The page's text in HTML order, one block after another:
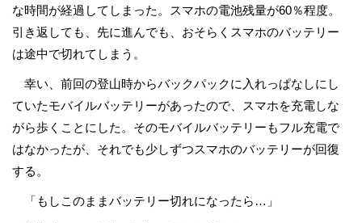
な時間が経過してしまった。スマホの電池残量が60％程度。
引き返しても、先に進んでも、おそらくスマホのバッテリー
は途中で切れてしまう。
幸い、前回の登山時からバックパックに入れっぱなしにし
ていたモバイルバッテリーがあったので、スマホを充電しな
がら歩くことにした。そのモバイルバッテリーもフル充電で
はなかったが、それでも少しずつスマホのバッテリーが回復
する。
「もしこのままバッテリー切れになったら…」